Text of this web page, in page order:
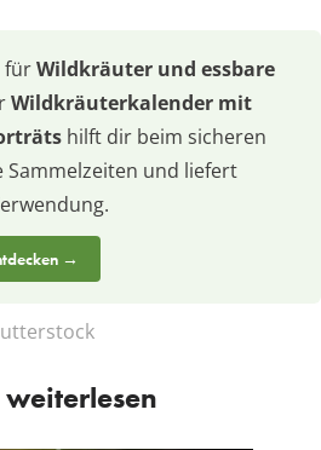
fürWildkräuter und essbare
Wildkräuterkalender mit
hilft dir beim sicheren
Sammelzeiten und liefert
→